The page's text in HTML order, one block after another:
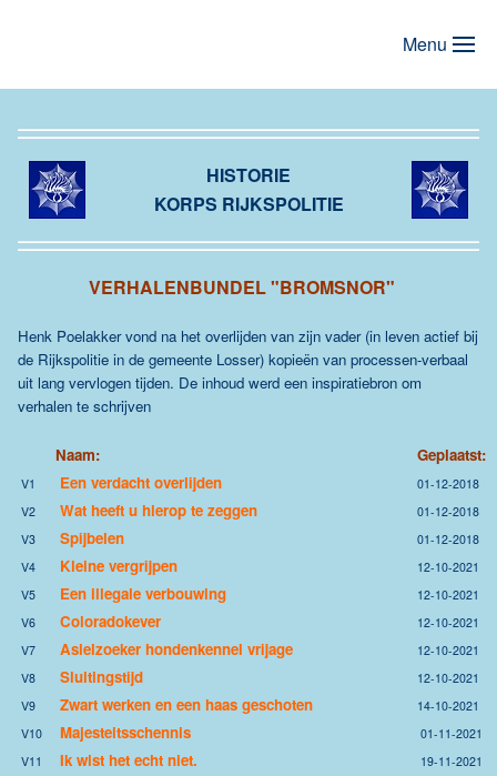
Menu
HISTORIE
KORPS RIJKSPOLITIE
VERHALENBUNDEL "BROMSNOR"
Henk Poelakker vond na het overlijden van zijn vader (in leven actief bij
de Rijkspolitie in de gemeente Losser) kopieën van processen-verbaal
uit lang vervlogen tijden. De inhoud werd een inspiratiebron om
verhalen te schrijven
Naam: Geplaatst:
V1 Een verdacht overlijden
01-12-2018
V2
Wat heeft u hierop te zeggen
01-12-2018
V3
Spijbelen
01-12-2018
V4
Kleine vergrijpen
12-10-2021
V5
Een illegale verbouwing
12-10-2021
V6
Coloradokever
12-10-2021
V7
Asielzoeker hondenkennel vrijage
12-10-2021
V8
Sluitingstijd
12-10-2021
V9
Zwart werken en een haas geschoten
14-10-2021
V10
Majesteitsschennis
01-11-2021
V11
Ik wist het echt niet.
19-11-2021